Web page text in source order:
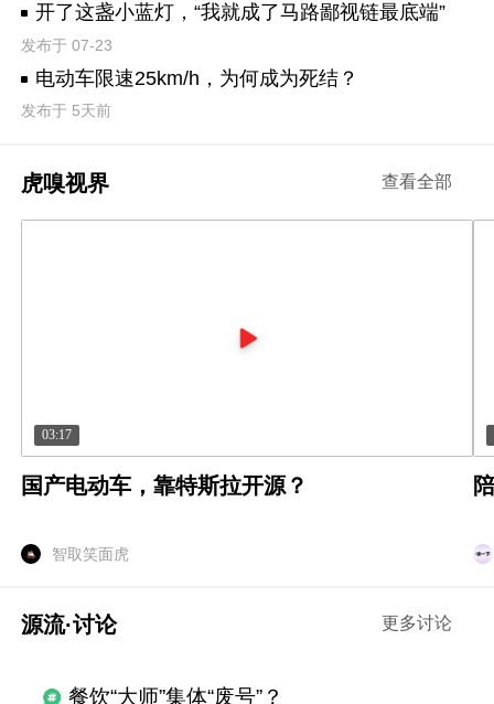
开了这盏小蓝灯，“我就成了马路鄙视链最底端”
发布于 07-23
电动车限速25km/h，为何成为死结？
发布于 5天前
虎嗅视界 查看全部
03:17
国产电动车，靠特斯拉开源？
智取笑面虎
源流·讨论 更多讨论
餐饮“大师”集体“废号”？